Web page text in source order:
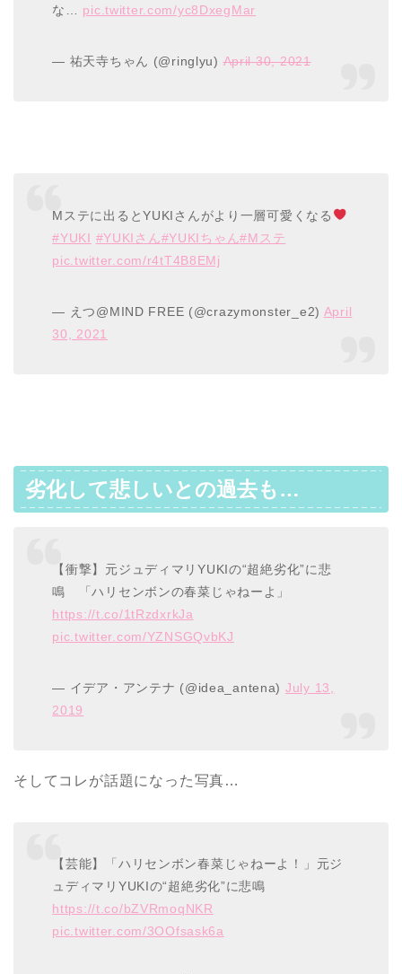
な… pic.twitter.com/yc8DxegMar
— 祐天寺ちゃん (@ringlyu)April 30, 2021
Mステに出るとYUKIさんがより一層可愛くなる
#YUKI #YUKIさん#YUKIちゃん#Mステ
pic.twitter.com/r4tT4B8EMj
— えつ@MIND FREE (@crazymonster_e2) April
30, 2021
劣化して悲しいとの過去も…
【衝撃】元ジュディマリYUKIの“超絶劣化”に悲
鳴 「ハリセンボンの春菜じゃねーよ」
https://t.co/1tRzdxrkJa
pic.twitter.com/YZNSGQvbKJ
— イデア・アンテナ (@idea_antena) July 13,
2019
そしてコレが話題になった写真…
【芸能】「ハリセンボン春菜じゃねーよ！」元ジ
ュディマリYUKIの“超絶劣化”に悲鳴
https://t.co/bZVRmoqNKR
pic.twitter.com/3OOfsask6a